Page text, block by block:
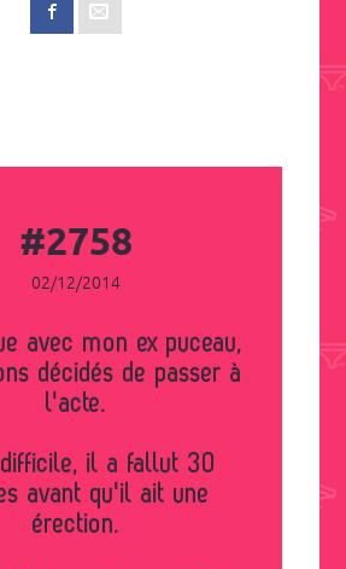
#2758
02/12/2014
décidés de passer à
l'acte.
difficile, il a fallut 30
avant qu'il ait une
érection.